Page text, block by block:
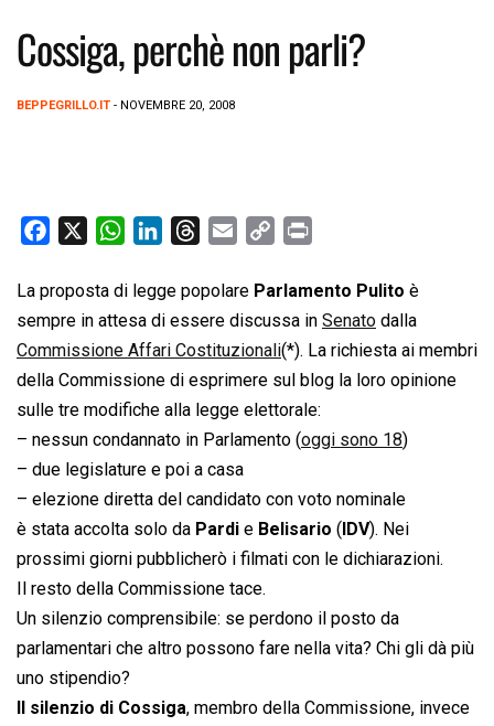
Cossiga, perchè non parli?
BEPPEGRILLO.IT - NOVEMBRE 20, 2008
c
e
b
o
o
k
W
a
t
s
A
p
p
n
k
e
d
I
n
r
e
a
d
s
a
i
l
p
y
L
i
n
k
i
n
La proposta di legge popolare  Parlamento Pulito  è
sempre in attesa di essere discussa in Senato dalla
Commissione Affari Costituzionali(*). La richiesta ai membri
della Commissione di esprimere sul blog la loro opinione
sulle tre modifiche alla legge elettorale:
– nessun condannato in Parlamento (oggi sono 18)
– due legislature e poi a casa
– elezione diretta del candidato con voto nominale
è stata accolta solo da Pardi e Belisario ( IDV). Nei
prossimi giorni pubblicherò i filmati con le dichiarazioni.
Il resto della Commissione tace.
Un silenzio comprensibile: se perdono il posto da
parlamentari che altro possono fare nella vita? Chi gli dà più
uno stipendio?
Il silenzio di Cossiga, membro della Commissione, invece